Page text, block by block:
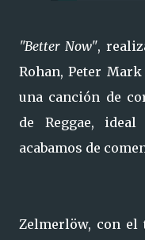
"Better Now",
Rohan, Peter
una canción de
de Reggae,
acabamos de
Zelmerlöw, con el